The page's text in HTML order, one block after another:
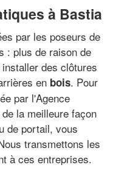
à Bastia
par les poseurs de
: plus de raison de
des clôtures
en bois. Pour
par l'Agence
la meilleure façon
de portail, vous
transmettons les
à ces entreprises.